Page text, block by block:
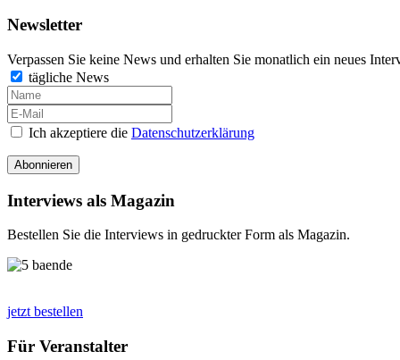
Newsletter
Verpassen Sie keine News und erhalten Sie monatlich ein neues
tägliche News
Ich akzeptiere die Datenschutzerklärung
Abonnieren
Interviews als Magazin
Bestellen Sie die Interviews in gedruckter Form als Magazin.
jetzt bestellen
Für Veranstalter